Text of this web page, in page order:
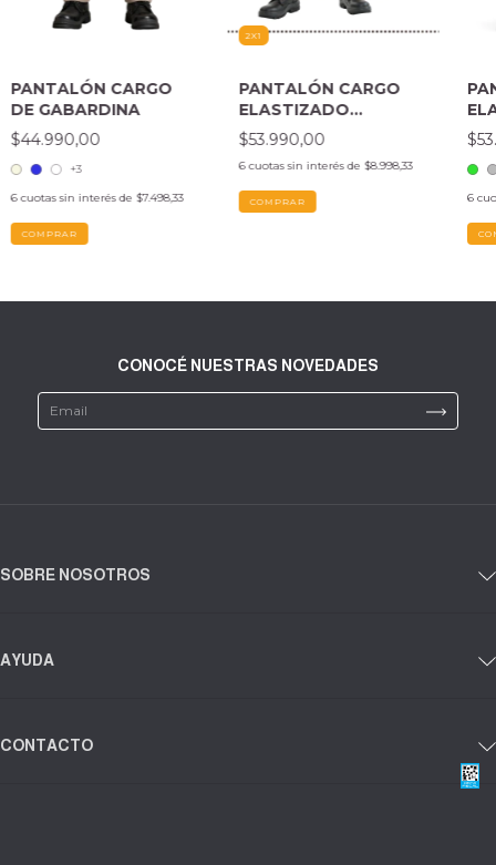
PANTALÓN CARGO
DE GABARDINA
$44.990,00
+3
6 cuotas sin interés de $7.498,33
COMPRAR
2X1
PANTALÓN CARGO
ELASTIZADO
NATURAL (SIN
CAMBIO)
$53.990,00
6 cuotas sin interés de $8.998,33
COMPRAR 6
CONOCÉ NUESTRAS NOVEDADES
SOBRE NOSOTROS
AYUDA
CONTACTO